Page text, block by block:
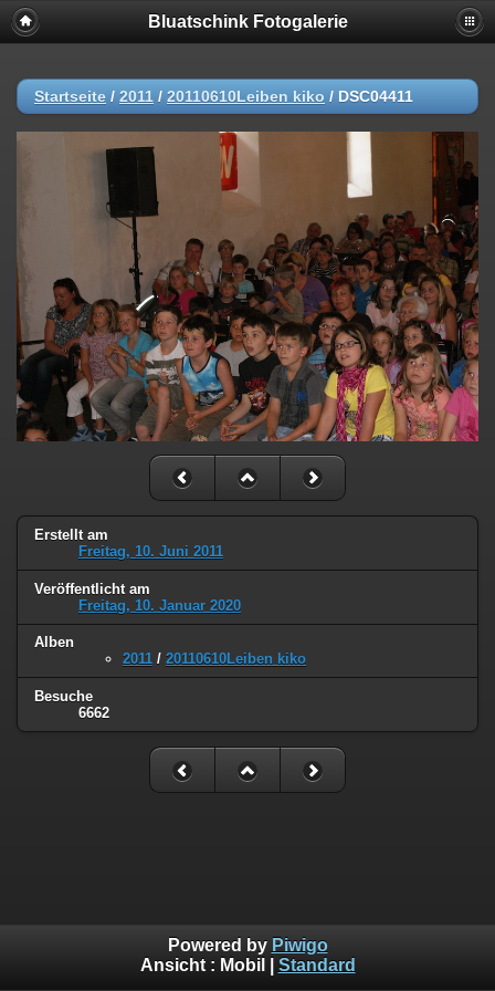
Bluatschink Fotogalerie
Startseite / 2011 / 20110610Leiben kiko / DSC04411
Erstellt am
Freitag, 10. Juni 2011
Veröffentlicht am
Freitag, 10. Januar 2020
Alben
2011 / 20110610Leiben kiko
Besuche
6662
Powered by Piwigo
Ansicht : Mobil Standard